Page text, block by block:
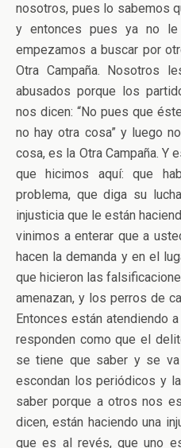
nosotros, pues lo sabemos
y entonces pues ya no
empezamos a buscar por
Otra Campaña. Nosotros
abusados porque los
nos dicen: “No pues que
no hay otra cosa” y luego
cosa, es la Otra Campaña. Y
que hicimos aquí: que
problema, que diga su
injusticia que le están
vinimos a enterar que a
hacen la demanda y en el
que hicieron las
amenazan, y los perros de
Entonces están atendiendo
responden como que el
se tiene que saber y se
escondan los periódicos y
saber porque a otros nos
dicen, están haciendo una
que es al revés, que uno